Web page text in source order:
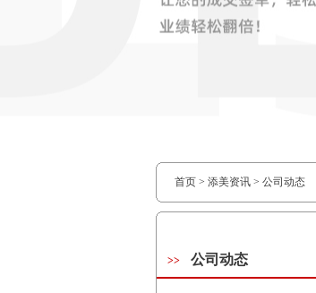
首页 > 添美资讯 > 公司动态
>> 公司动态